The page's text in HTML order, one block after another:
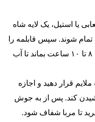
یا استیل، یک لایه شاه
تمام شوند. سپس قابلمه را
در یخچال قرار دهید و اجازه دهید ۸ تا ۱۰ ساعت بماند تا آب
قرار دهید و اجازه
کند. پس از به جوش
تا مربا شفاف شود.